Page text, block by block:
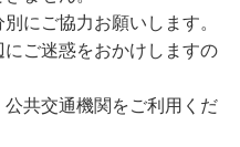
にご協力お願いします。
ご迷惑をおかけしますの
共交通機関をご利用くだ